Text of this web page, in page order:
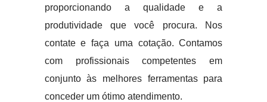
proporcionando a qualidade e a
produtividade que você procura. Nos
contate e faça uma cotação. Contamos
com profissionais competentes em
conjunto às melhores ferramentas para
conceder um ótimo atendimento.